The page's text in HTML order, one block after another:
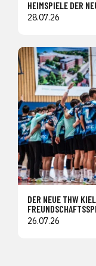
HEIMSPIELE DER
28.07.26
DER NEUE THW
26.07.26